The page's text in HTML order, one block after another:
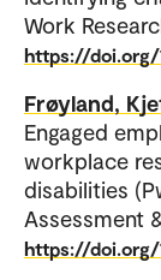
Work
https://doi.org/
Frøyland,
Engaged
workplace
disabilities
Assessment
https://doi.org/